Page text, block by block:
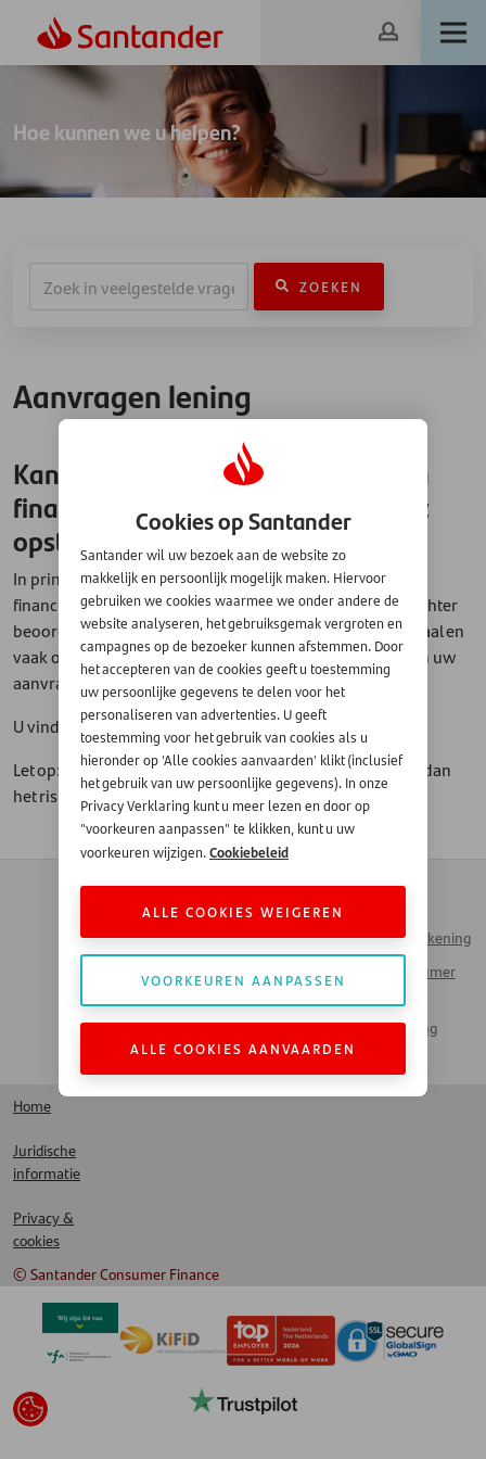
Hoe kunnen we u helpen?
ZOEKEN
Aanvragen lening
Kan ik bewijsdocumenten voor mijn
financieringsaanvraag ook per post
opsturen?
In principe is het mogelijk om de documenten voor uw
financieringsaanvraag per post naar ons toe te sturen. Echter
beoordelen wij uw aanvraag in de meeste gevallen digitaal en
vaak ook automatisch. Daardoor kan de beoordeling van uw
aanvraag langer duren als u de stukken per post stuurt.
U vindt onzeadresgegevens hier.
Let op: stuur uw documenten NIET via e-mail. U kunt het dan
het risico lopen opphishing.
Contact
Veelgestelde vragen
Money Talks
Zakendoen met
Automotive
Inloggen Mijn Rekening
Santander Consumer
Santander Leasing
Home
Juridische
informatie
Privacy &
cookies
© Santander Consumer Finance
Cookies op Santander
Santander wil uw bezoek aan de website zo
makkelijk en persoonlijk mogelijk maken. Hiervoor
gebruiken we cookies waarmee we onder andere de
website analyseren, het gebruiksgemak vergroten en
campagnes op de bezoeker kunnen afstemmen. Door
het accepteren van de cookies geeft u toestemming
uw persoonlijke gegevens te delen voor het
personaliseren van advertenties. U geeft
toestemming voor het gebruik van cookies als u
hieronder op 'Alle cookies aanvaarden' klikt (inclusief
het gebruik van uw persoonlijke gegevens). In onze
Privacy Verklaring kunt u meer lezen en door op
"voorkeuren aanpassen" te klikken, kunt u uw
voorkeuren wijzigen.Cookiebeleid
ALLE COOKIES WEIGEREN
VOORKEUREN AANPASSEN
ALLE COOKIES AANVAARDEN